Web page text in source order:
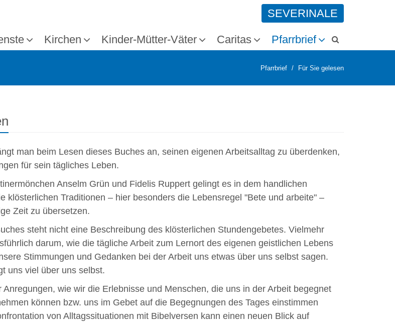
SEVERINALE
Kirchen Kinder-Mütter-Väter Caritas Pfarrbrief
Pfarrbrief Für Sie gelesen
man beim Lesen dieses Buches an, seinen eigenen Arbeitsalltag zu überdenken,
für sein tägliches Leben.
Anselm Grün und Fidelis Ruppert gelingt es in dem handlichen
klösterlichen Traditionen – hier besonders die Lebensregel "Bete und arbeite" –
Zeit zu übersetzen.
steht nicht eine Beschreibung des klösterlichen Stundengebetes. Vielmehr
darum, wie die tägliche Arbeit zum Lernort des eigenen geistlichen Lebens
Stimmungen und Gedanken bei der Arbeit uns etwas über uns selbst sagen.
uns viel über uns selbst.
Anregungen, wie wir die Erlebnisse und Menschen, die uns in der Arbeit begegnet
können bzw. uns im Gebet auf die Begegnungen des Tages einstimmen
von Alltagssituationen mit Bibelversen kann einen neuen Blick auf